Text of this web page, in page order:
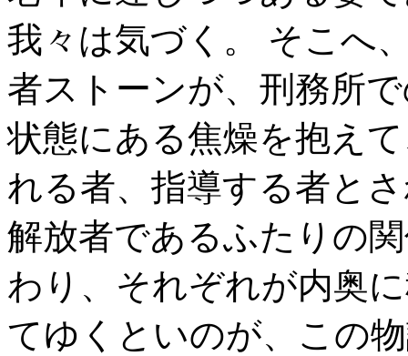
我々は気づく。 そこへ
者ストーンが、刑務所
状態にある焦燥を抱え
れる者、指導する者と
解放者であるふたりの
わり、それぞれが内奥
てゆくといのが、この